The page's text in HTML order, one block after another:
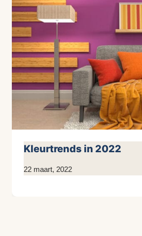
Kleurtrends in 2022
Door
22 maart, 2022